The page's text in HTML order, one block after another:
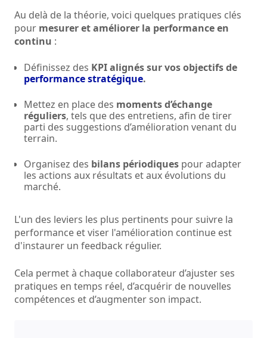
Au delà de la théorie, voici quelques pratiques clés
pour mesurer et améliorer la performance en
continu :
Définissez des KPI alignés sur vos objectifs de
performance stratégique.
Mettez en place des moments d’échange
réguliers, tels que des entretiens, afin de tirer
parti des suggestions d’amélioration venant du
terrain.
Organisez des bilans périodiques pour adapter
les actions aux résultats et aux évolutions du
marché.
L'un des leviers les plus pertinents pour suivre la
performance et viser l'amélioration continue est
d'instaurer un feedback régulier.
Cela permet à chaque collaborateur d’ajuster ses
pratiques en temps réel, d’acquérir de nouvelles
compétences et d’augmenter son impact.